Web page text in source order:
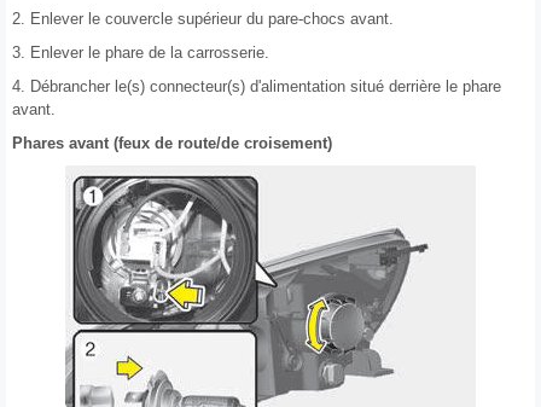
2. Enlever le couvercle supérieur du pare-chocs avant.
3. Enlever le phare de la carrosserie.
4. Débrancher le(s) connecteur(s) d'alimentation situé derrière le phare
avant.
Phares avant (feux de route/de croisement)